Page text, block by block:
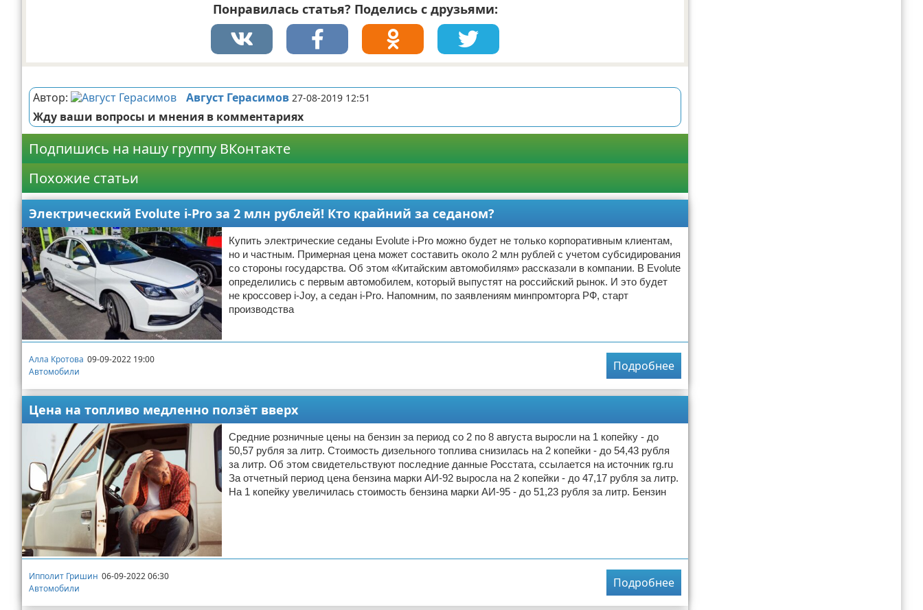
Понравилась статья? Поделись с друзьями:
Автор: Август Герасимов 27-08-2019 12:51
Жду ваши вопросы и мнения в комментариях
Подпишись на нашу группу ВКонтакте
Похожие статьи
Электрический Evolute i-Pro за 2 млн рублей! Кто крайний за седаном?
Купить электрические седаны Evolute i-Pro можно будет не только корпоративным клиентам,
но и частным. Примерная цена может составить около 2 млн рублей с учетом субсидирования
со стороны государства. Об этом «Китайским автомобилям» рассказали в компании. В Evolute
определились с первым автомобилем, который выпустят на российский рынок. И это будет
не кроссовер i-Joy, а седан i-Pro. Напомним, по заявлениям минпромторга РФ, старт
производства
Алла Кротова 09-09-2022 19:00
Автомобили
Подробнее
Цена на топливо медленно ползёт вверх
Средние розничные цены на бензин за период со 2 по 8 августа выросли на 1 копейку - до
50,57 рубля за литр. Стоимость дизельного топлива снизилась на 2 копейки - до 54,43 рубля
за литр. Об этом свидетельствуют последние данные Росстата, ссылается на источник rg.ru
За отчетный период цена бензина марки АИ-92 выросла на 2 копейки - до 47,17 рубля за литр.
На 1 копейку увеличилась стоимость бензина марки АИ-95 - до 51,23 рубля за литр. Бензин
Ипполит Гришин 06-09-2022 06:30
Автомобили
Подробнее